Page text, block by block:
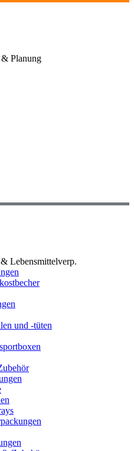
Planung
Lebensmittelverp.
und -tüten